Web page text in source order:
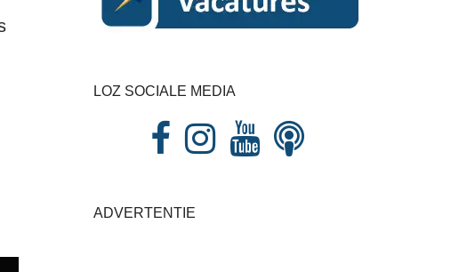
LOZ SOCIALE MEDIA
ADVERTENTIE